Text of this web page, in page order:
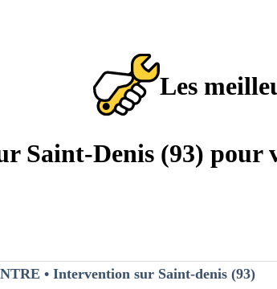
Les
Saint-Denis (93) pour
• Intervention sur Saint-denis (93)